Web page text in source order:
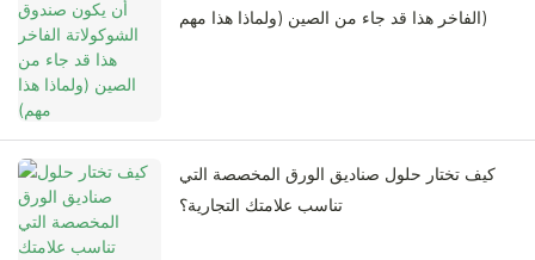
الفاخر هذا قد جاء من الصين (ولماذا هذا مهم)
كيف تختار حلول صناديق الورق المخصصة التي
تناسب علامتك التجارية؟